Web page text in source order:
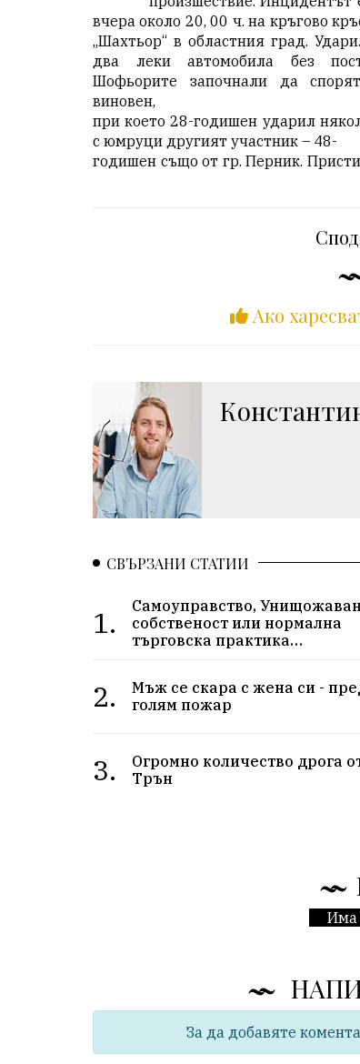
вчера около 20, 00 ч. на кръгово
„Шахтьор“ в областния град.
два леки автомобила без
Шофьорите започнали да
виновен,
при което 28-годишен ударил
с юмруци другият участник – 48-
годишен също от гр. Перник.
Ако
СВЪРЗАНИ СТАТИИ
1.
Самоуправство,
собственост или нормална
търговска практика…
2.
Мъж се скара с жена си -
голям пожар
3.
Огромно количество дрога
Трън
Има
За да добавяте